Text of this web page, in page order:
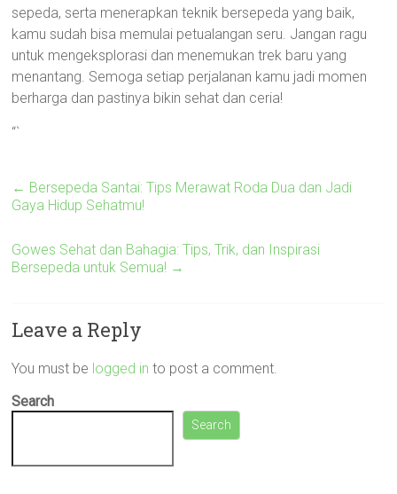
sepeda, serta menerapkan teknik bersepeda yang baik,
kamu sudah bisa memulai petualangan seru. Jangan ragu
untuk mengeksplorasi dan menemukan trek baru yang
menantang. Semoga setiap perjalanan kamu jadi momen
berharga dan pastinya bikin sehat dan ceria!
“`
← Bersepeda Santai: Tips Merawat Roda Dua dan Jadi
Gaya Hidup Sehatmu!
Gowes Sehat dan Bahagia: Tips, Trik, dan Inspirasi
Bersepeda untuk Semua! →
Leave a Reply
You must be logged in to post a comment.
Search
Search